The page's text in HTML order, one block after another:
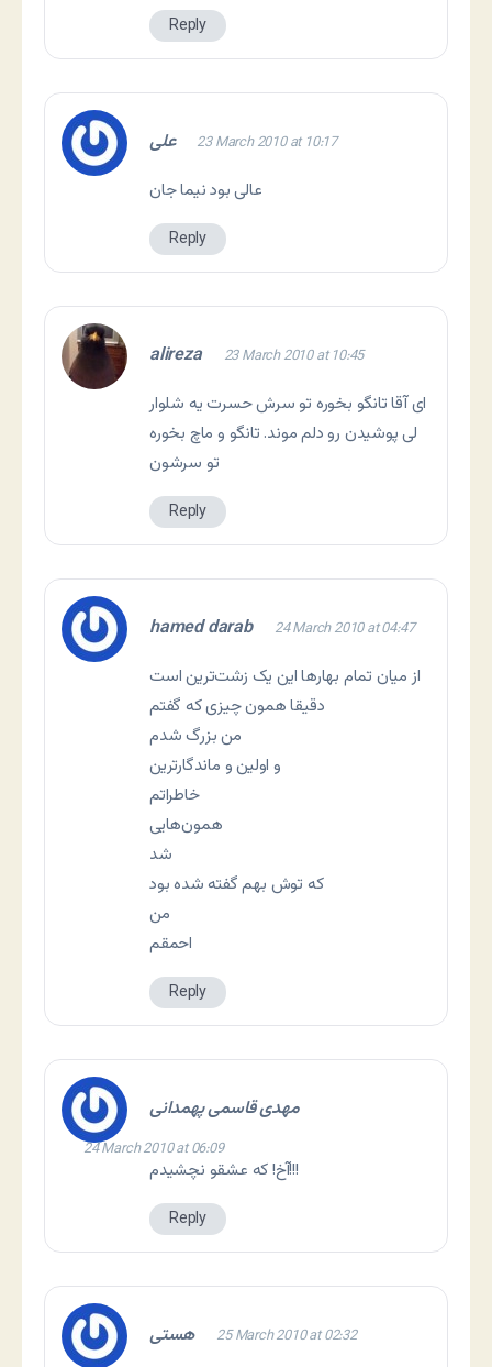
Reply
علی 23 March 2010 at 10:17
عالی بود نیما جان
Reply
alireza 23 March 2010 at 10:45
ای آقا تانگو بخوره تو سرش حسرت یه شلوار
لی پوشیدن رو دلم موند. تانگو و ماچ بخوره
تو سرشون
Reply
hamed darab 24 March 2010 at 04:47
از میان تمام بهارها این یک زشت‌ترین است
دقیقا همون چیزی که گفتم
من بزرگ شدم
و اولین و ماندگارترین
خاطراتم
همون‌هایی
شد
که توش بهم گفته شده بود
من
احمقم
Reply
مهدی قاسمی پهمدانی
24 March 2010 at 06:09
آخ! که عشقو نچشیدم!!!
Reply
هستی 25 March 2010 at 02:32